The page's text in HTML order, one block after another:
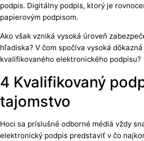
podpis. Digitálny podpis, ktorý je
papierovým podpisom.
Ako však vzniká vysoká úroveň
hľadiska? V čom spočíva vysoká
kvalifikovaného elektronického podpisu?
4 Kvalifikovaný
tajomstvo
Hoci sa príslušné odborné médiá vždy
elektronický podpis predstaviť v čo